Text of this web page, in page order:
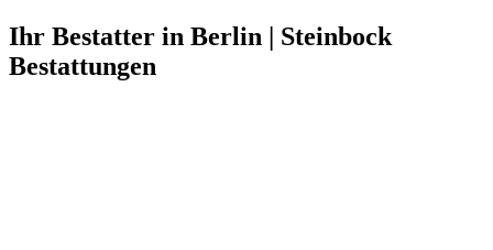
Ihr Bestatter in Berlin | Steinbock
Bestattungen